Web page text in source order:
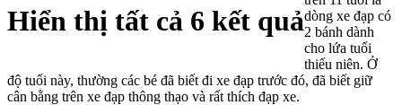
Hiển thị tất cả 6 kết quảdòng xe đạp có
2 bánh dành
cho lứa tuổi
thiếu niên. Ở
độ tuổi này, thường các bé đã biết đi xe đạp trước đó, đã biết giữ
cân bằng trên xe đạp thông thạo và rất thích đạp xe.